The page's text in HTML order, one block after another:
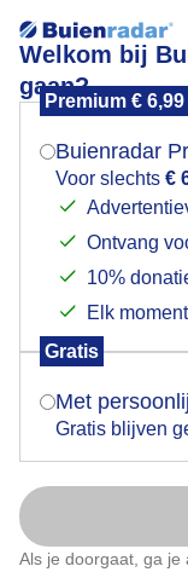
Welkom bij
gaan?
Premium €
Buienradar
Voor slechts €
Ontvang
10%
Elk
Gratis
Met
Gratis blijven
Als je doorgaat, ga je
Waar is de zomer
Door: Jeroen van
Mogen we
Indien je hier
verschijnt er
Is
Klik